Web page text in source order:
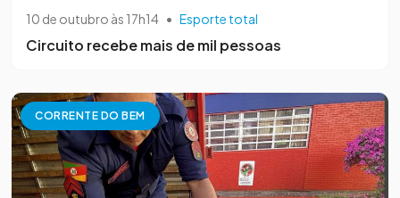
10 de outubro às 17h14 • Esporte total
Circuito recebe mais de mil pessoas
CORRENTE DO BEM